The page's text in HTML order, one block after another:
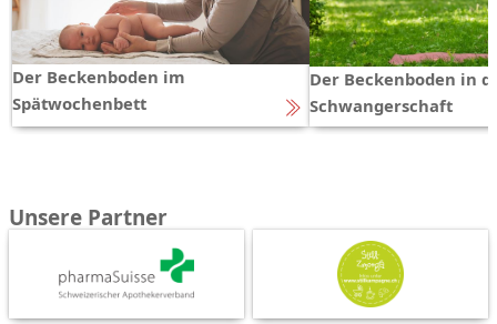
Der Beckenboden im
Spätwochenbett
Der Beckenboden in
Schwangerschaft
Unsere Partner